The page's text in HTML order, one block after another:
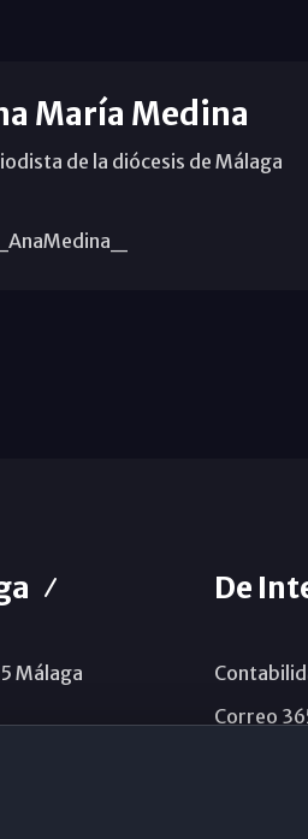
María Medina
de la diócesis de Málaga
Málaga
De
Correo